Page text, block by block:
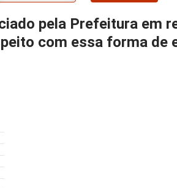
pela Prefeitura em
com essa forma de